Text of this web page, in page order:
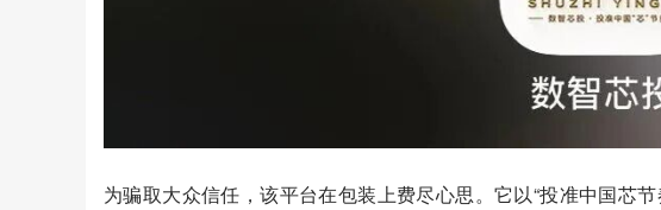
为骗取大众信任，该平台在包装上费尽心思。它以“投准中国芯